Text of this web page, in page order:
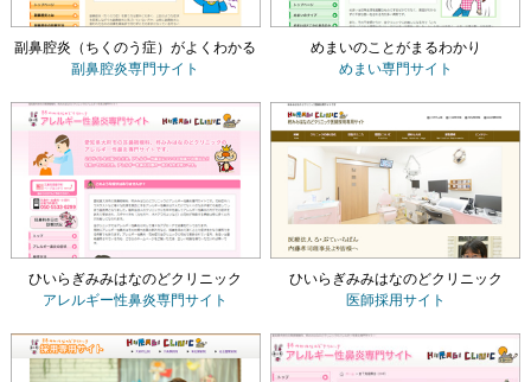
副鼻腔炎（ちくのう症）がよくわかる
副鼻腔炎専門サイト
めまいのことがまるわかり
めまい専門サイト
ひいらぎみみはなのどクリニック
アレルギー性鼻炎専門サイト
ひいらぎみみはなのどクリニック
医師採用サイト